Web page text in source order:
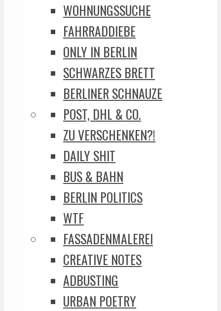
WOHNUNGSSUCHE
FAHRRADDIEBE
ONLY IN BERLIN
SCHWARZES BRETT
BERLINER SCHNAUZE
POST, DHL & CO.
ZU VERSCHENKEN?!
DAILY SHIT
BUS & BAHN
BERLIN POLITICS
WTF
FASSADENMALEREI
CREATIVE NOTES
ADBUSTING
URBAN POETRY